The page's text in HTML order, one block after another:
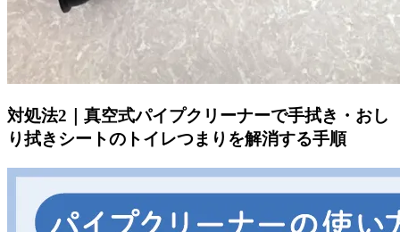
対処法2｜真空式パイプクリーナーで手拭き・おし
り拭きシートのトイレつまりを解消する手順